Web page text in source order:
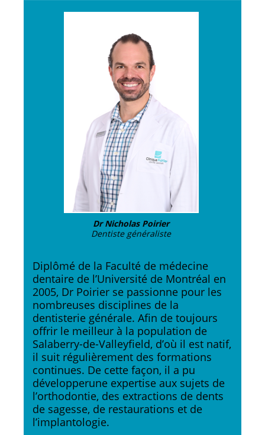
Dr Nicholas Poirier
Dentiste généraliste
Diplômé de la Faculté de médecine
dentaire de l’Université de Montréal en
2005, Dr Poirier se passionne pour les
nombreuses disciplines de la
dentisterie générale. Afin de toujours
offrir le meilleur à la population de
Salaberry-de-Valleyfield, d’où il est natif,
il suit régulièrement des formations
continues. De cette façon, il a pu
développerune expertise aux sujets de
l’orthodontie, des extractions de dents
de sagesse, de restaurations et de
l’implantologie.